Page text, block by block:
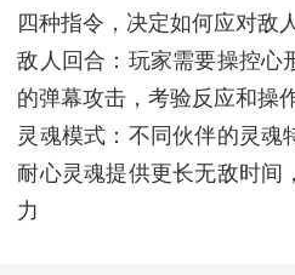
四种指令，决定如何应对敌人
敌人回合：玩家需要操控心
的弹幕攻击，考验反应和操
灵魂模式：不同伙伴的灵魂
耐心灵魂提供更长无敌时间
力